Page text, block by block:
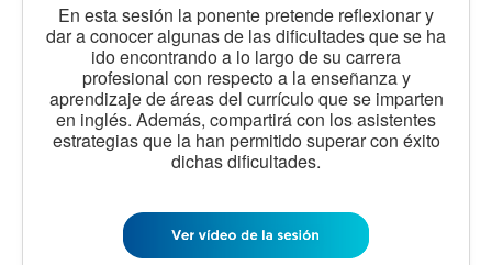
En esta sesión la ponente pretende reflexionar y
dar a conocer algunas de las dificultades que se ha
ido encontrando a lo largo de su carrera
profesional con respecto a la enseñanza y
aprendizaje de áreas del currículo que se imparten
en inglés. Además, compartirá con los asistentes
estrategias que la han permitido superar con éxito
dichas dificultades.